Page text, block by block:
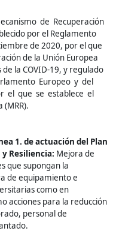
de Recuperación
por el Reglamento
de 2020, por el que
de la Unión Europea
la COVID-19, y regulado
Europeo y del
el que se establece el
(MRR).
1. de actuación del Plan
Resiliencia: Mejora de
que supongan la
de equipamiento e
como en
acciones para la reducción
personal de